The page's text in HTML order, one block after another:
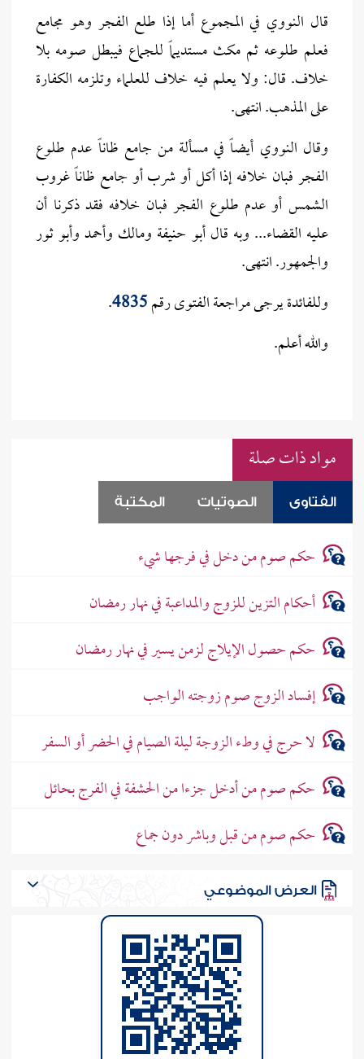
قال النووي في المجموع أما إذا طلع الفجر وهو مجامع
فعلم طلوعه ثم مكث مستديماً للجماع فيبطل صومه بلا
خلاف. قال: ولا يعلم فيه خلاف للعلماء وتلزمه الكفارة
على المذهب. انتهى.
وقال النووي أيضاً في مسألة من جامع ظاناً عدم طلوع
الفجر فبان خلافه إذا أكل أو شرب أو جامع ظاناً غروب
الشمس أو عدم طلوع الفجر فبان خلافه فقد ذكرنا أن
عليه القضاء... وبه قال أبو حنيفة ومالك وأحمد وأبو ثور
والجمهور. انتهى.
وللفائدة يرجى مراجعة الفتوى رقم4835
.
والله أعلم.
مواد ذات صلة
الفتاوى الصوتيات المكتبة
حكم صوم من دخل في فرجها شيء
أحكام التزين للزوج والمداعبة في نهار رمضان
حكم حصول الإيلاج لزمن يسير في نهار رمضان
إفساد الزوج صوم زوجته الواجب
لا حرج في وطء الزوجة ليلة الصيام في الحضر أو السفر
حكم صوم من أدخل جزءا من الحشفة في الفرج بحائل
حكم صوم من قبل وباشر دون جماع
العرض الموضوعي